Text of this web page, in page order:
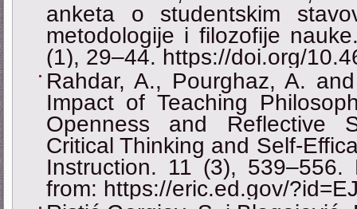
anketa o studentskim
metodologije i filozofije
(1), 29–44. https://doi.org/
Rahdar, A., Pourghaz, A.
Impact of Teaching
Openness and Reflective
Critical Thinking and Self-
Instruction. 11 (3),
from: https://eric.ed.gov/